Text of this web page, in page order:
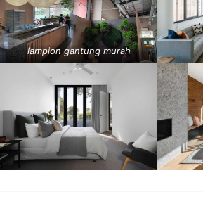
lampion gantung murah